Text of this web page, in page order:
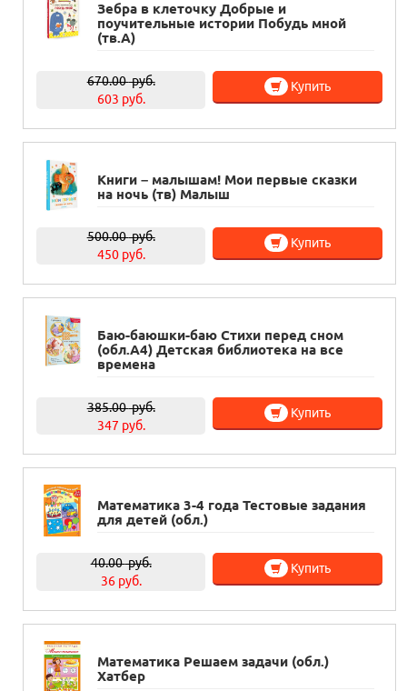
Зебра в клеточку Добрые и
поучительные истории Побудь мной
(тв.А)
670.00руб.
603 руб.
Купить
Книги – малышам! Мои первые сказки
на ночь (тв) Малыш
500.00руб.
450 руб.
Купить
Баю-баюшки-баю Стихи перед сном
(обл.А4) Детская библиотека на все
времена
385.00руб.
347 руб.
Купить
Математика 3-4 года Тестовые задания
для детей (обл.)
40.00руб.
36 руб.
Купить
Математика Решаем задачи (обл.)
Хатбер